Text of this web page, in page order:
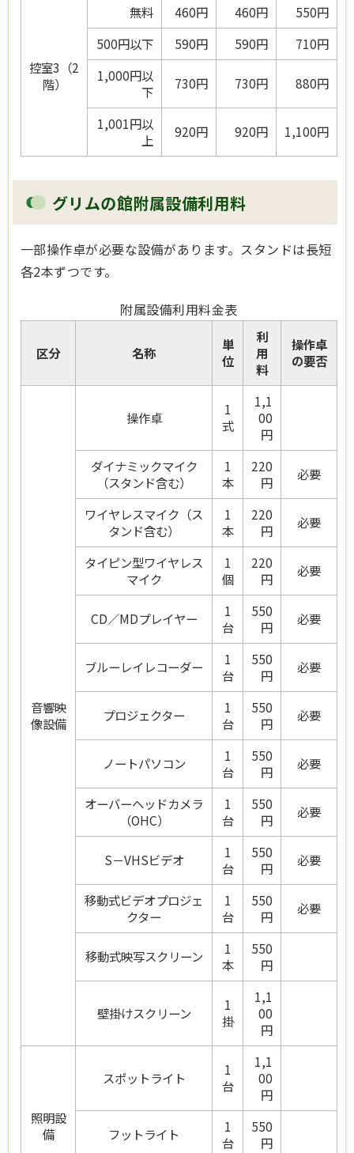
控室3（2
階）
無料 460円 460円 550円
500円以下
590円 590円 710円
1,000円以
下
730円 730円 880円
1,001円以
上
920円 920円 1,100円
グリムの館附属設備利用料
一部操作卓が必要な設備があります。スタンドは長短
各2本ずつです。
附属設備利用料金表
区分 名称
単
位
利
用
料
操作卓
の要否
音響映
像設備
操作卓
1
式
1,1
00
円
ダイナミックマイク
（スタンド含む）
1
本
220
円
必要
ワイヤレスマイク（ス
タンド含む）
1
本
220
円
必要
タイピン型ワイヤレス
マイク
1
個
220
円
必要
CD／MDプレイヤー
1
台
550
円
必要
ブルーレイレコーダー
1
台
550
円
必要
プロジェクター
1
台
550
円
必要
ノートパソコン
1
台
550
円
必要
オーバーヘッドカメラ
（OHC）
1
台
550
円
必要
S－VHSビデオ
1
台
550
円
必要
移動式ビデオプロジェ
クター
1
台
550
円
必要
移動式映写スクリーン
1
本
550
円
壁掛けスクリーン
1
掛
1,1
00
円
照明設
備
スポットライト
1
台
1,1
00
円
フットライト
1
台
550
円